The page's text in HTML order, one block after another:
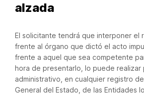
alzada
El solicitante tendrá que interponer el
frente al órgano que dictó el acto
frente a aquel que sea competente
hora de presentarlo, lo puede realizar
administrativo, en cualquier registro
General del Estado, de las Entidades